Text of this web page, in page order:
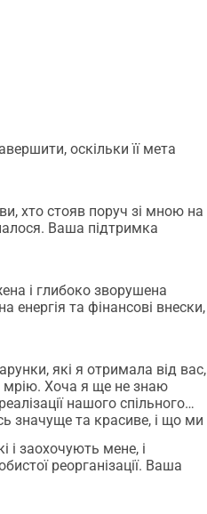
мрій).
особливий спосіб
mothers/
не зовсім випадково, дуже
в житті, взяти участь в
програмі, яка дозволить
Makah, під керівництвом
майбутнього. Я
жінок, які мені дуже
в найглибший,
Я хочу, щоб кожне
оскільки її мета
хто стояв поруч зі мною на
Ваша підтримка
і глибоко зворушена
та фінансові внески,
які я отримала від вас,
мрію. Хоча я ще не знаю
нашого спільного
значуще та красиве, і що ми
і заохочують мене, і
реорганізації. Ваша